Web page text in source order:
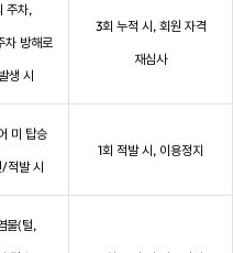
주차,
차 방해로
생 시
3회 누적 시, 회원 자격
재심사
미 탑승
적발 시
1회 적발 시, 이용정지
물(털,